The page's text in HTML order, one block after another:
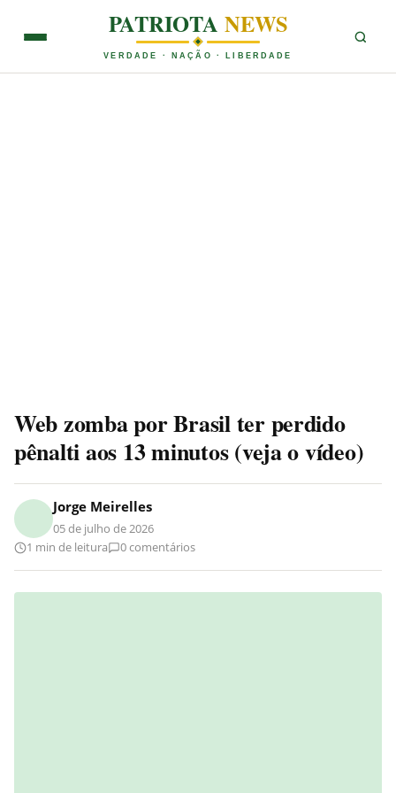
PATRIOTANEWS
VERDADE · NAÇÃO · LIBERDADE
Web zomba por Brasil ter perdido
pênalti aos 13 minutos (veja o vídeo)
Jorge Meirelles
05 de julho de 2026
1 min de leitura
0 comentários